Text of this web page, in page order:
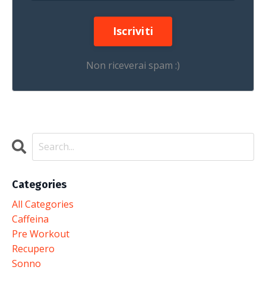
Iscriviti
Non riceverai spam :)
Categories
All Categories
Caffeina
Pre Workout
Recupero
Sonno